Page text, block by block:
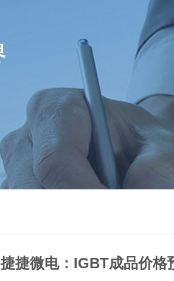
捷捷微电：IGBT成品价